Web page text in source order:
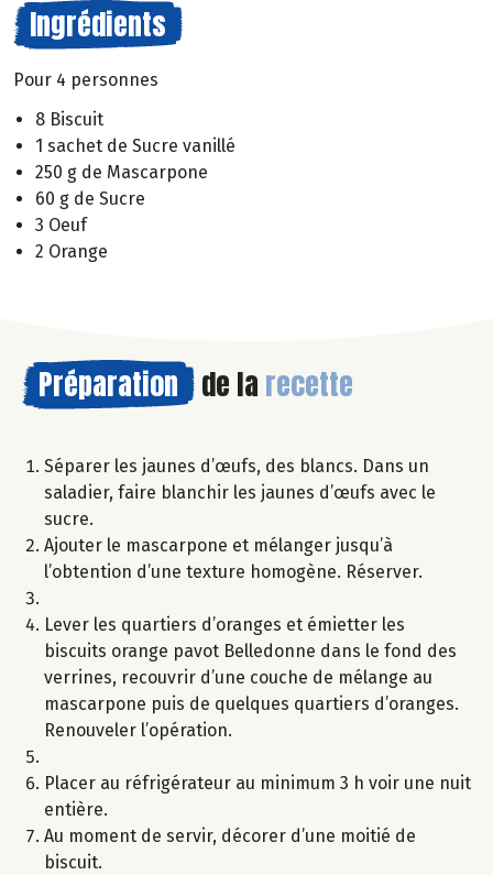
Ingrédients
Pour 4 personnes
8 Biscuit
1 sachet de Sucre vanillé
250 g de Mascarpone
60 g de Sucre
3 Oeuf
2 Orange
Préparation de la recette
Séparer les jaunes d’œufs, des blancs. Dans un
saladier, faire blanchir les jaunes d’œufs avec le
sucre.
Ajouter le mascarpone et mélanger jusqu’à
l’obtention d’une texture homogène. Réserver.
Lever les quartiers d’oranges et émietter les
biscuits orange pavot Belledonne dans le fond des
verrines, recouvrir d’une couche de mélange au
mascarpone puis de quelques quartiers d’oranges.
Renouveler l’opération.
Placer au réfrigérateur au minimum 3 h voir une nuit
entière.
Au moment de servir, décorer d’une moitié de
biscuit.